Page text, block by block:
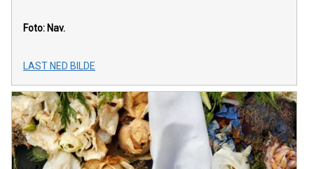
Foto: Nav.
LAST NED BILDE